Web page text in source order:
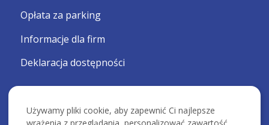
Opłata za parking
Informacje dla firm
Deklaracja dostępności
Używamy pliki cookie, aby zapewnić Ci najlepsze